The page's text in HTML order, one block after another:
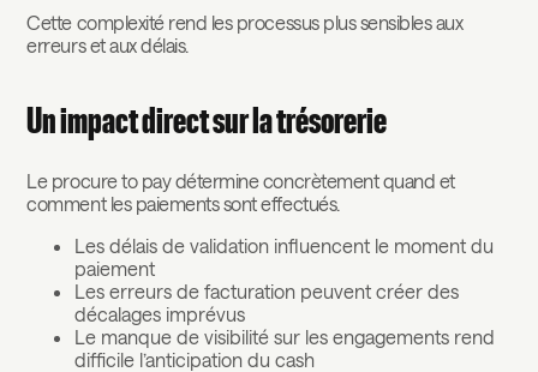
Cette complexité rend les processus plus sensibles aux
erreurs et aux délais.
Un impact direct sur la trésorerie
Le procure to pay détermine concrètement quand et
comment les paiements sont effectués.
Les délais de validation influencent le moment du
paiement
Les erreurs de facturation peuvent créer des
décalages imprévus
Le manque de visibilité sur les engagements rend
difficile l’anticipation du cash